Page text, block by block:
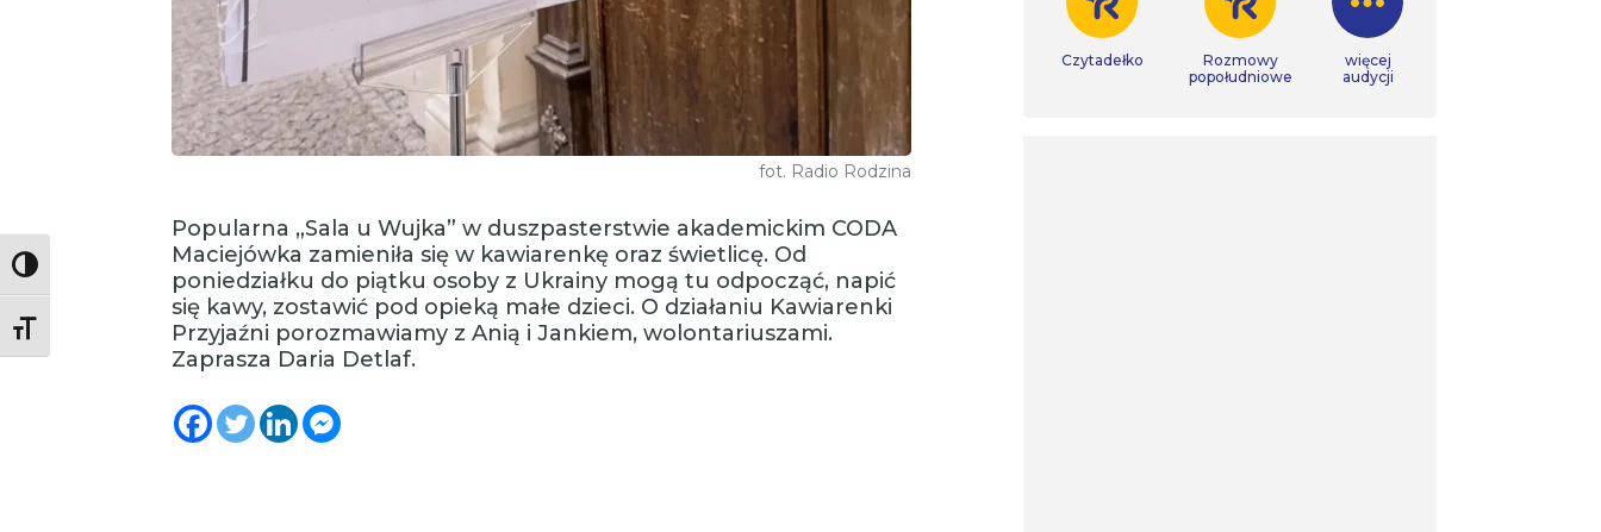
Toggle High Contrast
Toggle Font size
fot. Radio Rodzina
Popularna „Sala u Wujka” w duszpasterstwie akademickim CODA
Maciejówka zamieniła się w kawiarenkę oraz świetlicę. Od
poniedziałku do piątku osoby z Ukrainy mogą tu odpocząć, napić
się kawy, zostawić pod opieką małe dzieci. O działaniu Kawiarenki
Przyjaźni porozmawiamy z Anią i Jankiem, wolontariuszami.
Zaprasza Daria Detlaf.
Czytadełko
Rozmowy
popołudniowe
więcej
audycji